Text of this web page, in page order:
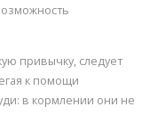
привычку, следует
к помощи
в кормлении они не